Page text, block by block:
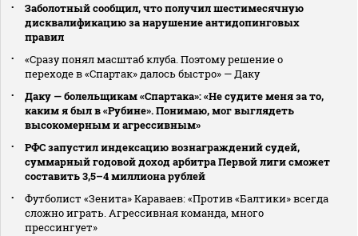
Заболотный сообщил, что получил шестимесячную
дисквалификацию за нарушение антидопинговых
правил
«Сразу понял масштаб клуба. Поэтому решение о
переходе в «Спартак» далось быстро» — Даку
Даку — болельщикам «Спартака»: «Не судите меня за то,
каким я был в «Рубине». Понимаю, мог выглядеть
высокомерным и агрессивным»
РФС запустил индексацию вознаграждений судей,
суммарный годовой доход арбитра Первой лиги сможет
составить 3,5–4 миллиона рублей
Футболист «Зенита» Караваев: «Против «Балтики» всегда
сложно играть. Агрессивная команда, много
прессингует»